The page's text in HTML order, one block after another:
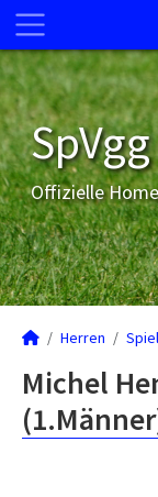
Offizielle
Herren
Michel